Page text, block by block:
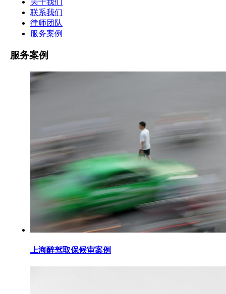
关于我们
联系我们
律师团队
服务案例
服务案例
上海醉驾取保候审案例